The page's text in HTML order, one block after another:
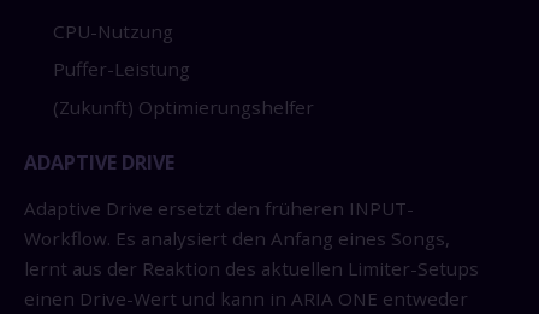
CPU-Nutzung
Puffer-Leistung
(Zukunft) Optimierungshelfer
ADAPTIVE DRIVE
Adaptive Drive ersetzt den früheren INPUT-
Workflow. Es analysiert den Anfang eines Songs,
lernt aus der Reaktion des aktuellen Limiter-Setups
einen Drive-Wert und kann in ARIA ONE entweder